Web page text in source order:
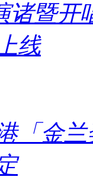
诸暨开
线
「金